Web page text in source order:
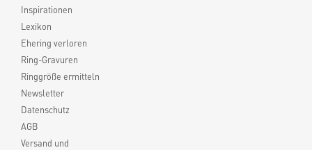
Inspirationen
Lexikon
Ehering verloren
Ring-Gravuren
Ringgröße ermitteln
Newsletter
Datenschutz
AGB
Versand und